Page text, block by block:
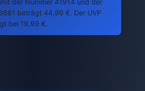
der Nummer 41914 und der
beträgt 44,99 €. Der UVP
bei 19,99 €.